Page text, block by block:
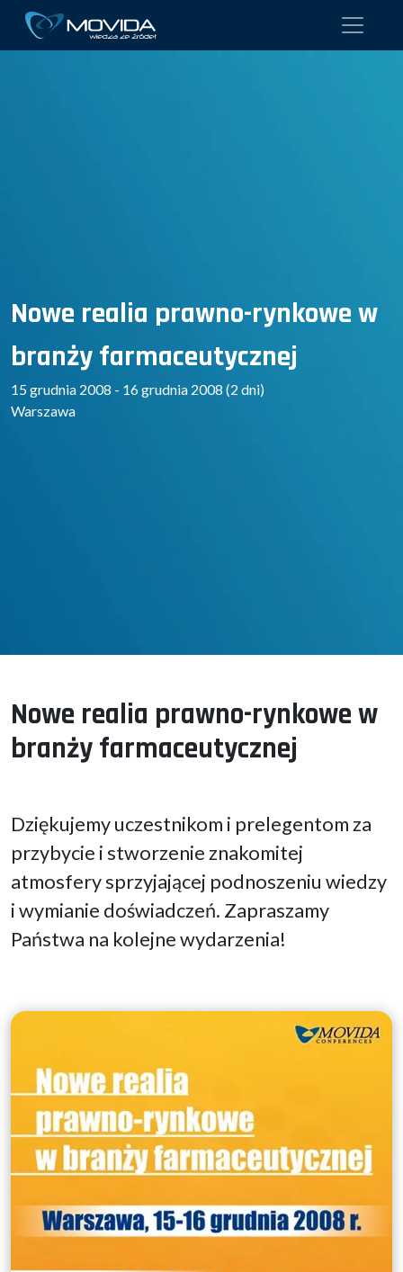
Nowe realia prawno-rynkowe w
branży farmaceutycznej
15 grudnia 2008 - 16 grudnia 2008 (2 dni)
Warszawa
Nowe realia prawno-rynkowe w
branży farmaceutycznej
Dziękujemy uczestnikom i prelegentom za
przybycie i stworzenie znakomitej
atmosfery sprzyjającej podnoszeniu wiedzy
i wymianie doświadczeń. Zapraszamy
Państwa na kolejne wydarzenia!